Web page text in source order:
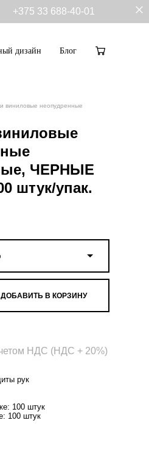
+375 33 688-40-01
дизайн Блог
виниловые неопудренные
ЧЕРНЫЕ
штук/упак.
ДОБАВИТЬ В КОРЗИНУ
НДС (НДС + 20%)
рук
100 штук
100 штук